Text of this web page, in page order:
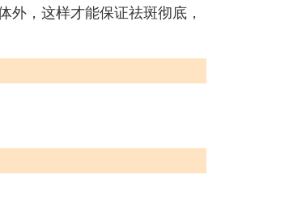
，这样才能保证祛斑彻底，